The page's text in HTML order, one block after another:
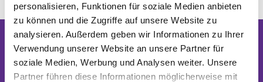
personalisieren, Funktionen für soziale Medien anbieten
zu können und die Zugriffe auf unsere Website zu
analysieren. Außerdem geben wir Informationen zu Ihrer
Verwendung unserer Website an unsere Partner für
soziale Medien, Werbung und Analysen weiter. Unsere
Partner führen diese Informationen möglicherweise mit
Dies könnte Sie auch interessieren